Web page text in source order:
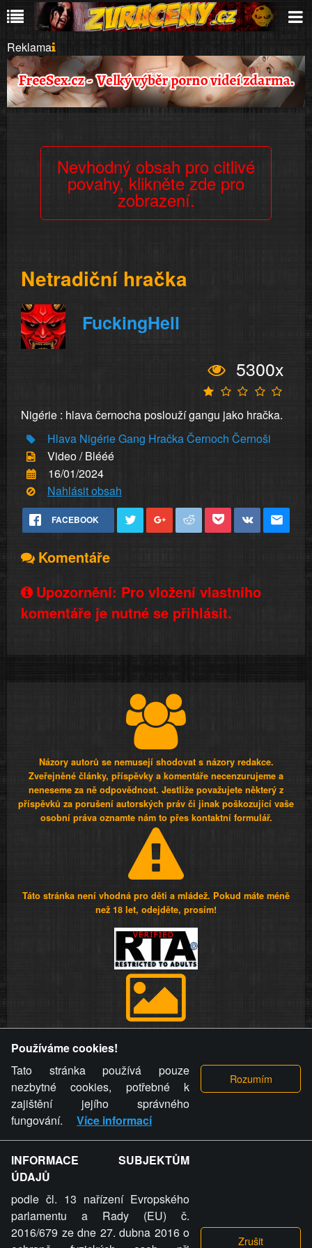
Reklama
Nevhodný obsah pro citlivé
povahy, klikněte zde pro
zobrazení.
Netradiční hračka
FuckingHell
5300x
Nigérie : hlava černocha poslouží gangu jako hračka.
Hlava NigérieGang HračkaČernoch Černoši
Video / Blééé
16/01/2024
Nahlásit obsah
FACEBOOK
Komentáře
Upozornění: Pro vložení vlastního
komentáře je nutné se přihlásit.
Názory autorů se nemusejí shodovat s názory redakce.
Zveřejněné články, příspěvky a komentáře necenzurujeme a
neneseme za ně odpovědnost. Jestliže považujete některý z
příspěvků za porušení autorských práv či jinak poškozující vaše
osobní práva oznamte nám to přes kontaktní formulář.
Táto stránka není vhodná pro děti a mládež. Pokud máte méně
než 18 let, odejděte, prosím!
videa a komentáře. Osoba, které se toto opatření provozovatele
stránky týče, ani osoba, která umístila fotografii nebo video na
stránku, nemůže z důvodu odstranění fotografie, videa nebo
komentáře pro výše uvedenou okolnost uplatnit vůči
provozovateli stránky žádný nárok na náhradu škody nebo
nemajetkové újmy.
ZVRÁCENÝ.CZ - Svět není zvrácenej. To jen
ty lidi...
Používáme cookies!
Tato stránka používá pouze
nezbytné cookies, potřebné k
zajištění jejího správného
fungování.
Více informací
INFORMACE SUBJEKTŮM
ÚDAJŮ
podle čl. 13 nařízení Evropského
parlamentu a Rady (EU) č.
2016/679 ze dne 27. dubna 2016 o